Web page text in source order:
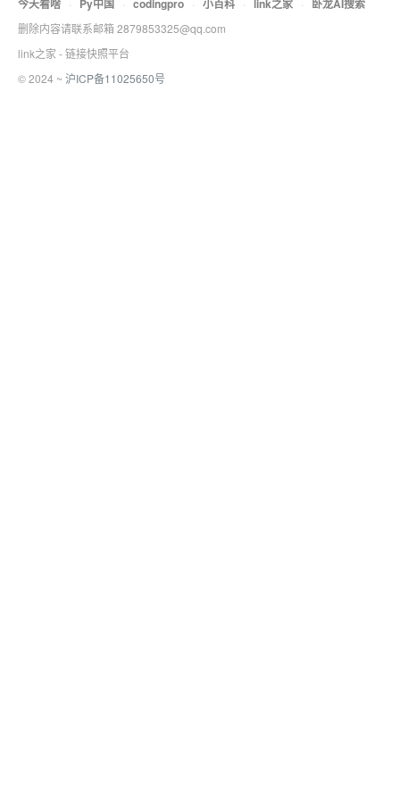
今天看啥 · Py中国 · codingpro · 小百科 · link之家 · 卧龙AI搜索
删除内容请联系邮箱 2879853325@qq.com
link之家 - 链接快照平台
© 2024 ~ 沪ICP备11025650号